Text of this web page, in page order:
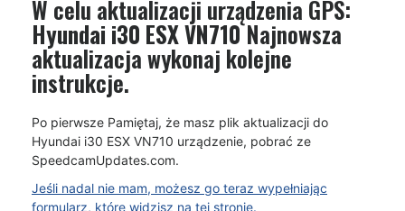
W celu aktualizacji urządzenia GPS:
Hyundai i30 ESX VN710Najnowsza
aktualizacja wykonaj kolejne
instrukcje.
Po pierwsze Pamiętaj, że masz plik aktualizacji do
Hyundai i30 ESX VN710 urządzenie, pobrać ze
SpeedcamUpdates.com.
Jeśli nadal nie mam, możesz go teraz wypełniając
formularz, które widzisz na tej stronie.